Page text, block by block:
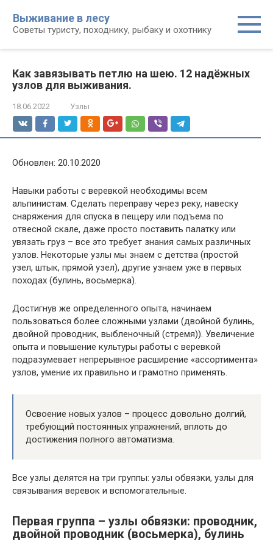
контенту
Выживание в лесу
Советы туристу, походнику, рыбаку и охотнику
Как завязывать петлю на шею. 12 надёжных
узлов для выживания.
18.06.2022 Узлы
Обновлен: 20.10.2020
Навыки работы с веревкой необходимы всем
альпинистам. Сделать переправу через реку, навеску
снаряжения для спуска в пещеру или подъема по
отвесной скале, даже просто поставить палатку или
увязать груз – все это требует знания самых различных
узлов. Некоторые узлы мы знаем с детства (простой
узел, штык, прямой узел), другие узнаем уже в первых
походах (булинь, восьмерка).
Достигнув же определенного опыта, начинаем
пользоваться более сложными узлами (двойной булинь,
двойной проводник, выбленочный (стремя)). Увеличение
опыта и повышение культуры работы с веревкой
подразумевает непрерывное расширение «ассортимента»
узлов, умение их правильно и грамотно применять.
Освоение новых узлов – процесс довольно долгий,
требующий постоянных упражнений, вплоть до
достижения полного автоматизма.
Все узлы делятся на три группы: узлы обвязки, узлы для
связывания веревок и вспомогательные.
Первая группа – узлы обвязки: проводник,
двойной проводник (восьмерка), булинь